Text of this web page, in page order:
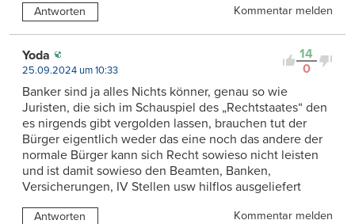
Antworten Kommentar melden
14
0
Yoda
25.09.2024 um 10:33
Banker sind ja alles Nichts könner, genau so wie
Juristen, die sich im Schauspiel des „Rechtstaates“ den
es nirgends gibt vergolden lassen, brauchen tut der
Bürger eigentlich weder das eine noch das andere der
normale Bürger kann sich Recht sowieso nicht leisten
und ist damit sowieso den Beamten, Banken,
Versicherungen, IV Stellen usw hilflos ausgeliefert
Antworten Kommentar melden